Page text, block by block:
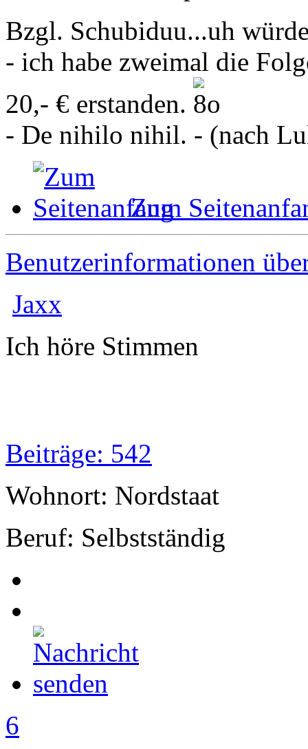
Bzgl. Schubiduu...uh
- ich habe zweimal die
20,- € erstanden.
- De nihilo nihil. - (nach
Zum
Benutzerinformationen
Jaxx
Ich höre Stimmen
Beiträge: 542
Wohnort: Nordstaat
Beruf: Selbstständig
6